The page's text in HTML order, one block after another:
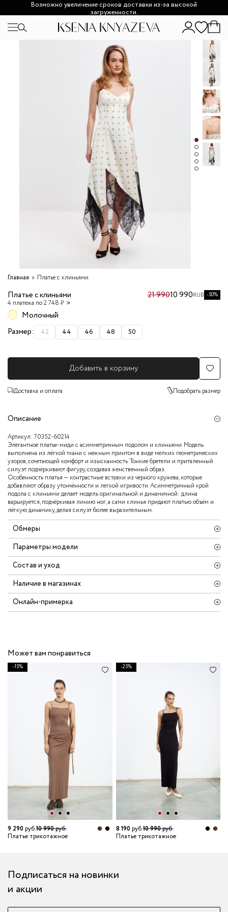
Возможно увеличение сроков доставки из-за высокой
загруженности.
Главная Платье с клиньями
Платье с клиньями
4 платежа по 2 748 ₽
21 99010 990RUB -50%
Молочный
Размер:
42 44 46 48 50
Добавить в корзину
Доставка и оплата Подобрать размер
Описание
Артикул: 70352-60214
Элегантное платье-миди с асимметричным подолом и клиньями. Модель
выполнена из лёгкой ткани с нежным принтом в виде мелких геометрических
узоров, сочетающей комфорт и изысканность. Тонкие бретели и приталенный
силуэт подчёркивают фигуру, создавая женственный образ.
Особенность платья — контрастные вставки из чёрного кружева, которые
добавляют образу утончённости и лёгкой игривости. Асимметричный крой
подола с клиньями делает модель оригинальной и динамичной: длина
варьируется, подчёркивая линию ног, а сами клинья придают платью объём и
лёгкую динамику, делая силуэт более выразительным.
Обмеры
Параметры модели
Состав и уход
Наличие в магазинах
Онлайн-примерка
Может вам понравиться
-15%
9 290руб.10 990руб.
Платье трикотажное
-25%
8 190руб.10 990руб.
Платье трикотажное
Подписаться на новинки
и акции